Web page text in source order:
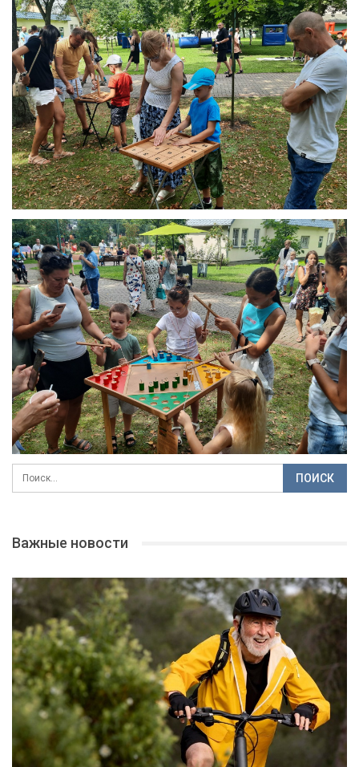
Важные новости